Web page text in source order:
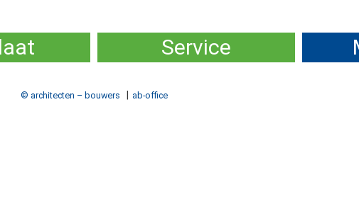
Service
© architecten – bouwers ab-office